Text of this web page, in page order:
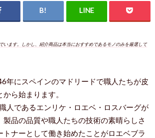
います。しかし、紹介商品は本当におすすめであるモノのみを厳選して
年にスペインのマドリードで職人たちが皮
ら始まります。
人であるエンリケ・ロエベ・ロスバーグが
製品の品質や職人たちの技術の素晴らしさ
トナーとして働き始めたことがロエベブラ